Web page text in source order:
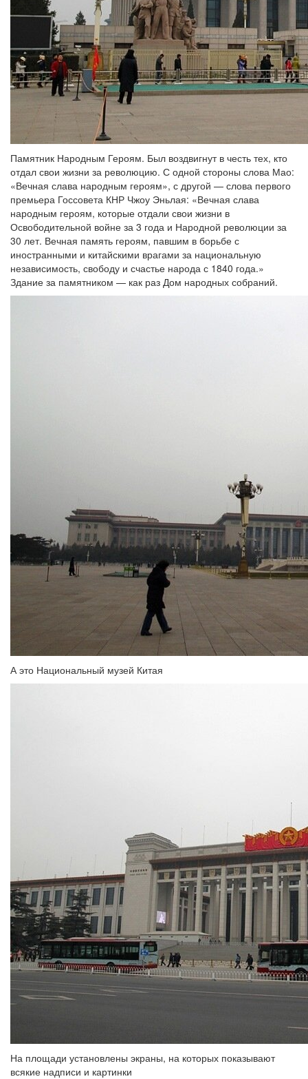
Памятник Народным Героям. Был воздвигнут в честь тех, кто
отдал свои жизни за революцию. С одной стороны слова Мао:
«Вечная слава народным героям», с другой — слова первого
премьера Госсовета КНР Чжоу Эньлая: «Вечная слава
народным героям, которые отдали свои жизни в
Освободительной войне за 3 года и Народной революции за
30 лет. Вечная память героям, павшим в борьбе с
иностранными и китайскими врагами за национальную
независимость, свободу и счастье народа с 1840 года.»
Здание за памятником — как раз Дом народных собраний.
А это Национальный музей Китая
На площади установлены экраны, на которых показывают
всякие надписи и картинки